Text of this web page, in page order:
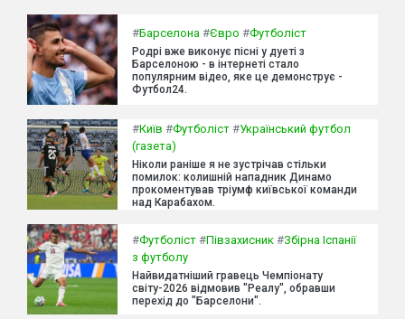
#Барселона #Євро #Футболіст
Родрі вже виконує пісні у дуеті з
Барселоною - в інтернеті стало
популярним відео, яке це демонструє -
Футбол24.
#Київ #Футболіст #Український футбол
(газета)
Ніколи раніше я не зустрічав стільки
помилок: колишній нападник Динамо
прокоментував тріумф київської команди
над Карабахом.
#Футболіст #Півзахисник #Збірна Іспанії
з футболу
Найвидатніший гравець Чемпіонату
світу-2026 відмовив "Реалу", обравши
перехід до "Барселони".